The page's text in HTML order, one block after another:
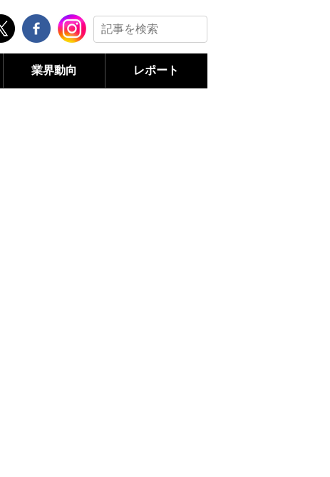
業界動向 レポート